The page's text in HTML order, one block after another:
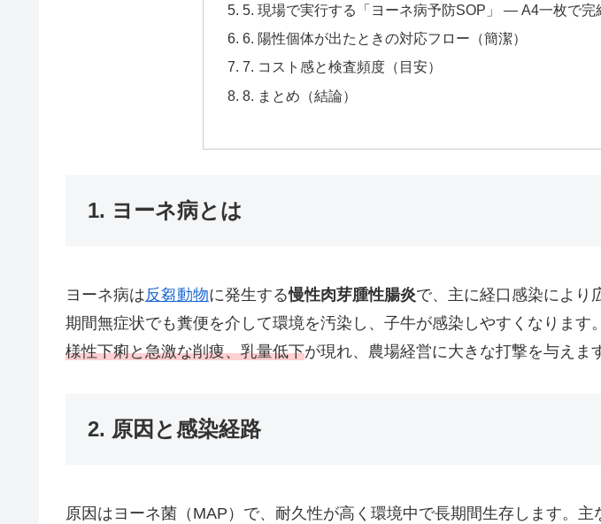
5. 現場で実行する「ヨーネ病予防SOP」 — A4一枚で完
6. 陽性個体が出たときの対応フロー（簡潔）
7. コスト感と検査頻度（目安）
8. まとめ（結論）
1. ヨーネ病とは
ヨーネ病は反芻動物に発生する慢性肉芽腫性腸炎で、主に経口感染により
期間無症状でも糞便を介して環境を汚染し、子牛が感染しやすくなります
様性下痢と急激な削痩、乳量低下が現れ、農場経営に大きな打撃を与えま
2. 原因と感染経路
原因はヨーネ菌（MAP）で、耐久性が高く環境中で長期間生存します。主